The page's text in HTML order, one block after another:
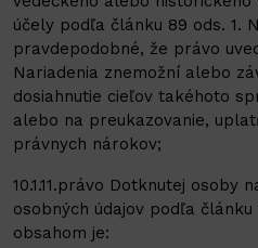
účely podľa článku 89 ods. 1.
pravdepodobné, že právo
Nariadenia znemožní alebo
dosiahnutie cieľov takéhoto
alebo na preukazovanie,
právnych nárokov;
10.1.11.právo Dotknutej osoby
osobných údajov podľa
obsahom je: